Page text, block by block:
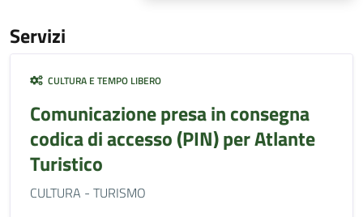
Servizi
CULTURA E TEMPO LIBERO
Comunicazione presa in consegna
codica di accesso (PIN) per Atlante
Turistico
CULTURA - TURISMO